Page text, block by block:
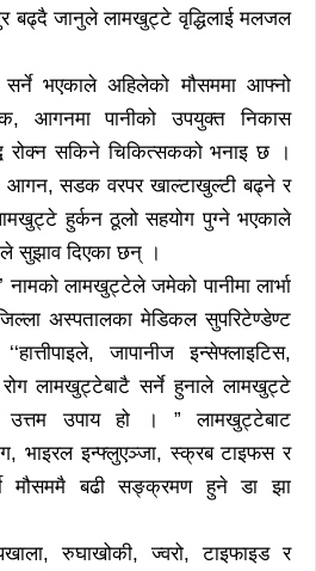
बढ्दै जानुले लामखुट्टे वृद्धिलाई मलजल
सर्ने भएकाले अहिलेको मौसममा आफ्नो
आगनमा पानीको उपयुक्त निकास
रोक्न सकिने चिकित्सकको भनाइ छ ।
आगन, सडक वरपर खाल्टाखुल्टी बढ्ने र
हुर्कन ठूलो सहयोग पुग्ने भएकाले
सुझाव दिएका छन् ।
नामको लामखुट्टेले जमेको पानीमा लार्भा
अस्पतालका मेडिकल सुपरिटेण्डेण्ट
जापानीज इन्सेफ्लाइटिस,
लामखुट्टेबाटै सर्ने हुनाले लामखुट्टे
उत्तम उपाय हो । ” लामखुट्टेबाट
भाइरल इन्फ्लुएञ्जा, स्क्रब टाइफस र
मौसममै बढी सङ्क्रमण हुने डा झा
रुघाखोकी, ज्वरो, टाइफाइड र